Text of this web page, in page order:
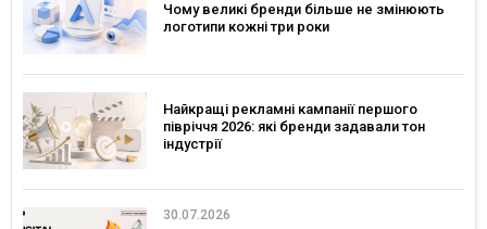
Чому великі бренди більше не змінюють
логотипи кожні три роки
Найкращі рекламні кампанії першого
півріччя 2026: які бренди задавали тон
індустрії
30.07.2026